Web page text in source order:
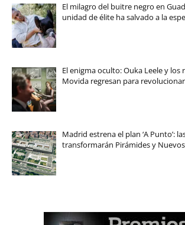
El milagro del buitre negro en
unidad de élite ha salvado a la
El enigma oculto: Ouka Leele y los
Movida regresan para
Madrid estrena el plan ‘A Punto’:
transformarán Pirámides y